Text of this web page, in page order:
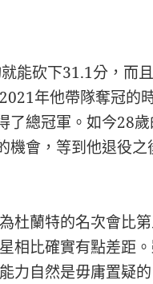
能砍下31.1分，而
年他帶隊奪冠的
了總冠軍。如今28
機會，等到他退役之
杜蘭特的名次會比
相比確實有點差距
力自然是毋庸置疑